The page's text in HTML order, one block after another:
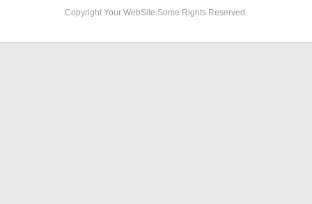
Copyright Your WebSite.Some Rights Reserved.